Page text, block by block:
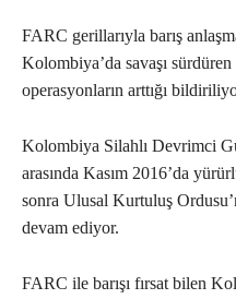
FARC gerillarıyla barış
Kolombiya’da savaşı
operasyonların arttığı
Kolombiya Silahlı Devrimci
arasında Kasım 2016’da
sonra Ulusal Kurtuluş
devam ediyor.
FARC ile barışı fırsat bilen